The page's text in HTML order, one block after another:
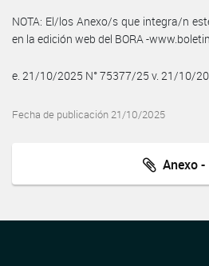
NOTA: El/los Anexo/s que integra/n
en la edición web del BORA -
e. 21/10/2025 N° 75377/25 v. 21/10/
Fecha de publicación 21/10/2025
Anexo -